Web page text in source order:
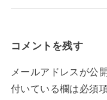
コメントを残す
メールアドレスが公
付いている欄は必須